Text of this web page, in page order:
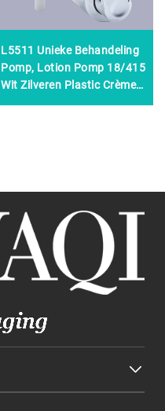
L5511 Unieke Behandeling
Pomp, Lotion Pomp 18/415
Wit Zilveren Plastic Crème